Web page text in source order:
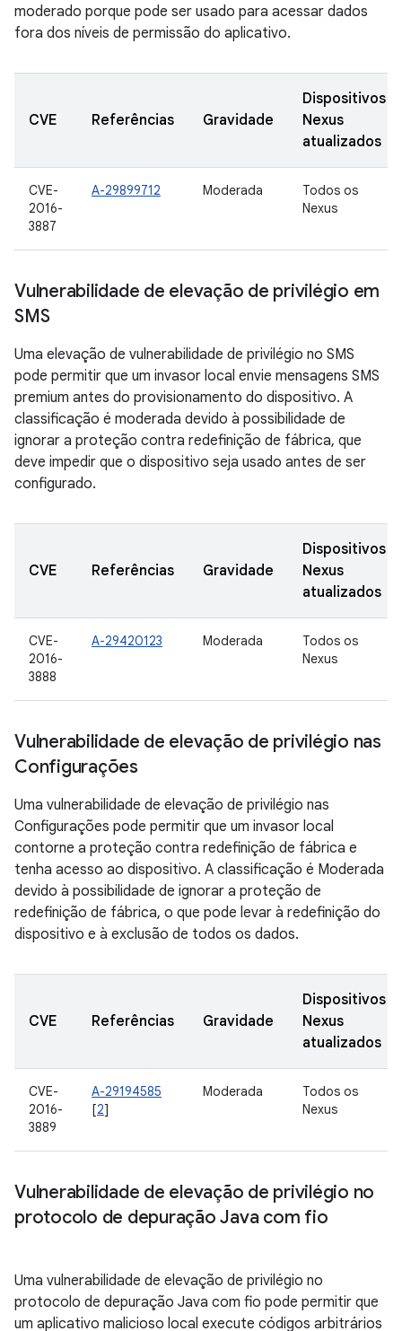
moderado porque pode ser usado para acessar dados
fora dos níveis de permissão do aplicativo.
CVE Referências Gravidade
Dispositivos
Nexus
atualizados
CVE-
2016-
3887
A-29899712 Moderada
Todos os
Nexus
Vulnerabilidade de elevação de privilégio em
SMS
Uma elevação de vulnerabilidade de privilégio no SMS
pode permitir que um invasor local envie mensagens SMS
premium antes do provisionamento do dispositivo. A
classificação é moderada devido à possibilidade de
ignorar a proteção contra redefinição de fábrica, que
deve impedir que o dispositivo seja usado antes de ser
configurado.
CVE Referências Gravidade
Dispositivos
Nexus
atualizados
CVE-
2016-
3888
A-29420123 Moderada
Todos os
Nexus
Vulnerabilidade de elevação de privilégio nas
Configurações
Uma vulnerabilidade de elevação de privilégio nas
Configurações pode permitir que um invasor local
contorne a proteção contra redefinição de fábrica e
tenha acesso ao dispositivo. A classificação é Moderada
devido à possibilidade de ignorar a proteção de
redefinição de fábrica, o que pode levar à redefinição do
dispositivo e à exclusão de todos os dados.
CVE Referências Gravidade
Dispositivos
Nexus
atualizados
CVE-
2016-
3889
A-29194585
[2]
Moderada
Todos os
Nexus
Vulnerabilidade de elevação de privilégio no
protocolo de depuração Java com fio
Uma vulnerabilidade de elevação de privilégio no
protocolo de depuração Java com fio pode permitir que
um aplicativo malicioso local execute códigos arbitrários